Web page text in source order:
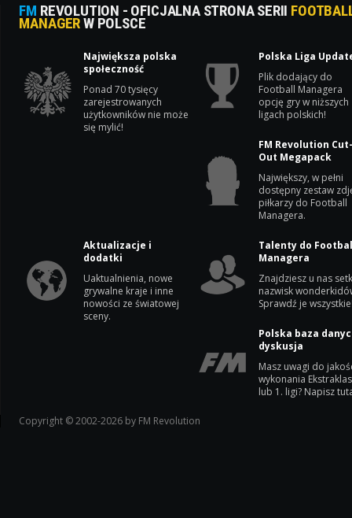
FM REVOLUTION - OFICJALNA STRONA SERII
MANAGERW POLSCE
Największa polska
społeczność
Ponad 70 tysięcy
zarejestrowanych
użytkowników nie może
się mylić!
Polska Liga
Plik dodający do
Football Managera
opcję gry w niższych
ligach polskich!
FM Revolution
Out Megapack
Największy, w pełni
dostępny zestaw
piłkarzy do Football
Managera.
Aktualizacje i
dodatki
Uaktualnienia, nowe
grywalne kraje i inne
nowości ze światowej
sceny.
Talenty do
Managera
Znajdziesz u nas
nazwisk
Sprawdź je
Polska baza
dyskusja
Masz uwagi do
wykonania
lub 1. ligi? Napisz
Copyright © 2002-2026 by FM Revolution